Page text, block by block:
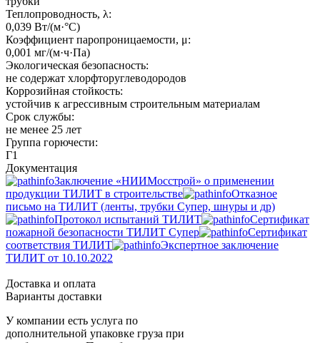
Теплопроводность, λ:
0,039 Вт/(м·°C)
Коэффициент паропроницаемости, μ:
0,001 мг/(м·ч·Па)
Экологическая безопасность:
не содержат хлорфторуглеводородов
Коррозийная стойкость:
устойчив к агрессивным строительным материалам
Срок службы:
не менее 25 лет
Группа горючести:
Г1
Документация
Заключение «НИИМосстрой» о применении
продукции ТИЛИТ в строительстве
Отказное
письмо на ТИЛИТ (ленты, трубки Супер, шнуры и др)
Протокол испытаний ТИЛИТ
Сертификат
пожарной безопасности ТИЛИТ Супер
Сертификат
соответствия ТИЛИТ
Экспертное заключение
ТИЛИТ от 10.10.2022
Доставка и оплата
Варианты доставки
У компании есть услуга по
дополнительной упаковке груза при